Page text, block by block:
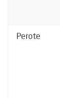
Perote